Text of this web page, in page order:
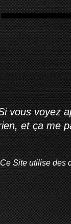
vous voyez
et ça me
Site utilise des